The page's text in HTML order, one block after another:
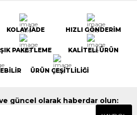
KOLAY İADE HIZLI GÖNDERİM
ŞIK PAKETLEME KALİTELİ ÜRÜN
ÜRÜN ÇEŞİTLİLİĞİ
güncel olarak haberdar olun: